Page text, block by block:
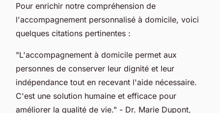
Pour enrichir notre compréhension de
l'accompagnement personnalisé à domicile, voici
quelques citations pertinentes :
"L'accompagnement à domicile permet aux
personnes de conserver leur dignité et leur
indépendance tout en recevant l'aide nécessaire.
C'est une solution humaine et efficace pour
améliorer la qualité de vie." - Dr. Marie Dupont,